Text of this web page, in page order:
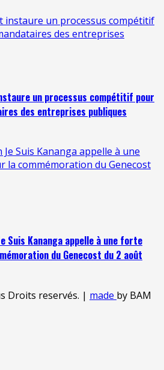
instaure un processus compétitif
des entreprises
un processus compétitif pour
des entreprises publiques
Je Suis Kananga appelle à une
commémoration du Genecost
Suis Kananga appelle à une forte
du Genecost du 2 août
Droits reservés. | made by BAM